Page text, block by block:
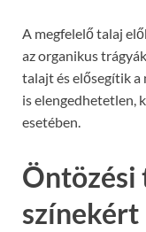
A megfelelő talaj
az organikus
talajt és elősegítik a
is elengedhetetlen,
esetében.
Öntözési
színekért